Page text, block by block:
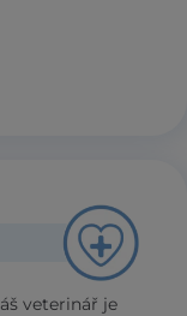
veterinář je